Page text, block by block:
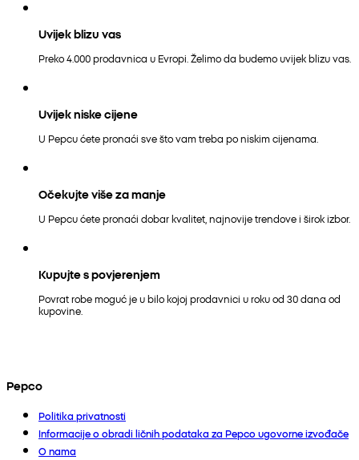
Uvijek blizu vas
Preko 4.000 prodavnica u Evropi. Želimo da budemo uvijek blizu vas.
Uvijek niske cijene
U Pepcu ćete pronaći sve što vam treba po niskim cijenama.
Očekujte više za manje
U Pepcu ćete pronaći dobar kvalitet, najnovije trendove i širok izbor.
Kupujte s povjerenjem
Povrat robe moguć je u bilo kojoj prodavnici u roku od 30 dana od
kupovine.
Pepco
Politika privatnosti
Informacije o obradi ličnih podataka za Pepco ugovorne izvođače
O nama